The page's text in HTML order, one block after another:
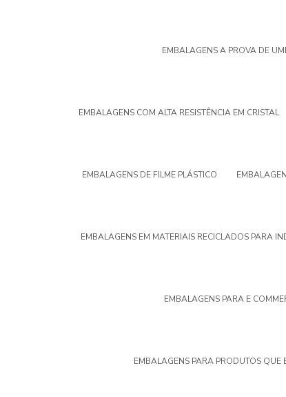
EMBALAGENS A PROVA DE
EMBALAGENS COM ALTA RESISTÊNCIA EM CRISTAL
EMBALAGENS DE FILME PLÁSTICO
EMBALAGENS EM MATERIAIS RECICLADOS PARA
EMBALAGENS PARA E
EMBALAGENS PARA PRODUTOS QUE